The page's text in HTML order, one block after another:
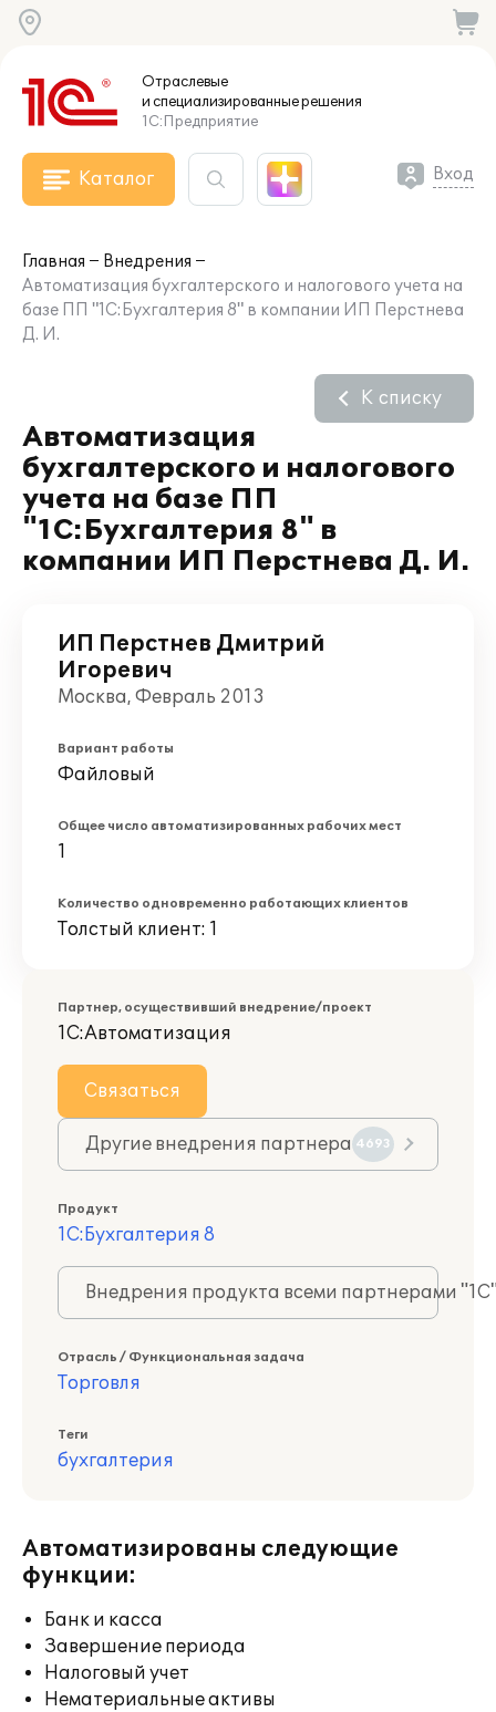
Отраслевые
и специализированныерешения
1С:Предприятие
Каталог Вход
Главная
Внедрения
Автоматизация бухгалтерского и налогового учета на
базе ПП "1С:Бухгалтерия 8" в компании ИП Перстнева
Д. И.
Автоматизация
бухгалтерского и налогового
учета на базе ПП
"1С:Бухгалтерия 8" в
компании ИП Перстнева Д. И.
К списку
ИП Перстнев Дмитрий
Игоревич
Москва, Февраль 2013
Вариант работы
Файловый
Общее число автоматизированных рабочих мест
1
Количество одновременно работающих клиентов
Толстый клиент: 1
Партнер, осуществивший внедрение/проект
1С:Автоматизация
Связаться
Другие внедрения партнера 4693
Продукт
1С:Бухгалтерия 8
Внедрения продукта всеми партнерами
Отрасль / Функциональная задача
Торговля
Теги
бухгалтерия
Автоматизированы следующие
функции:
Банк и касса
Завершение периода
Налоговый учет
Нематериальные активы